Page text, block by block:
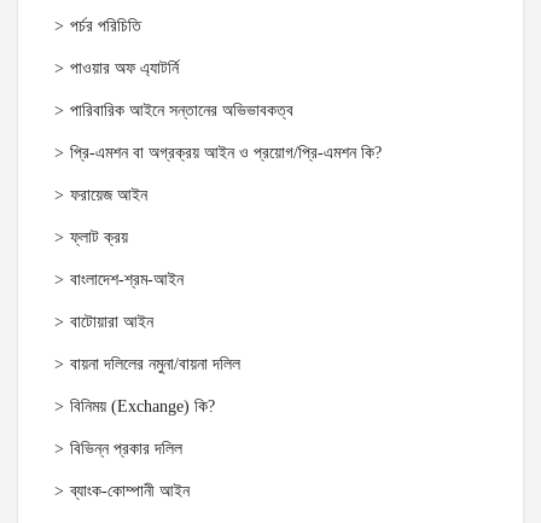
পর্চর পরিচিতি
পাওয়ার অফ এ্যাটর্নি
পারিবারিক আইনে সন্তানের অভিভাবকত্ব
প্রি-এমশন বা অগ্রক্রয় আইন ও প্রয়োগ/প্রি-এমশন কি?
ফরায়েজ আইন
ফ্লাট ক্রয়
বাংলাদেশ-শ্রম-আইন
বাটোয়ারা আইন
বায়না দলিলের নমুনা/বায়না দলিল
বিনিময় (Exchange) কি?
বিভিন্ন প্রকার দলিল
ব্যাংক-কোম্পানী আইন